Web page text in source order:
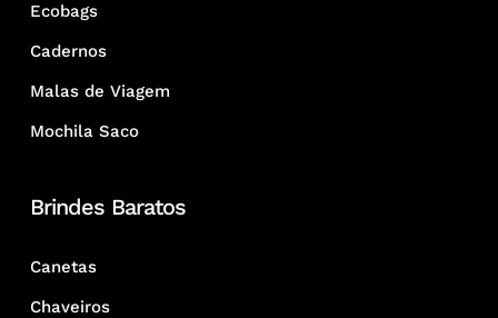
Ecobags
Cadernos
Malas de Viagem
Mochila Saco
Brindes Baratos
Canetas
Chaveiros